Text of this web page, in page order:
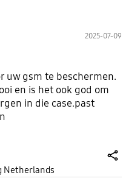
2025-07-09
uw gsm te beschermen.
en is het ook god om
in die case.past
Netherlands